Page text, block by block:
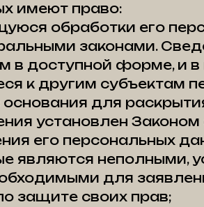
имеют право:
обработки его
законами.
в доступной форме, и
к другим субъектам
для
установлен Законом
его персональных
являются неполными,
для
защите своих прав;